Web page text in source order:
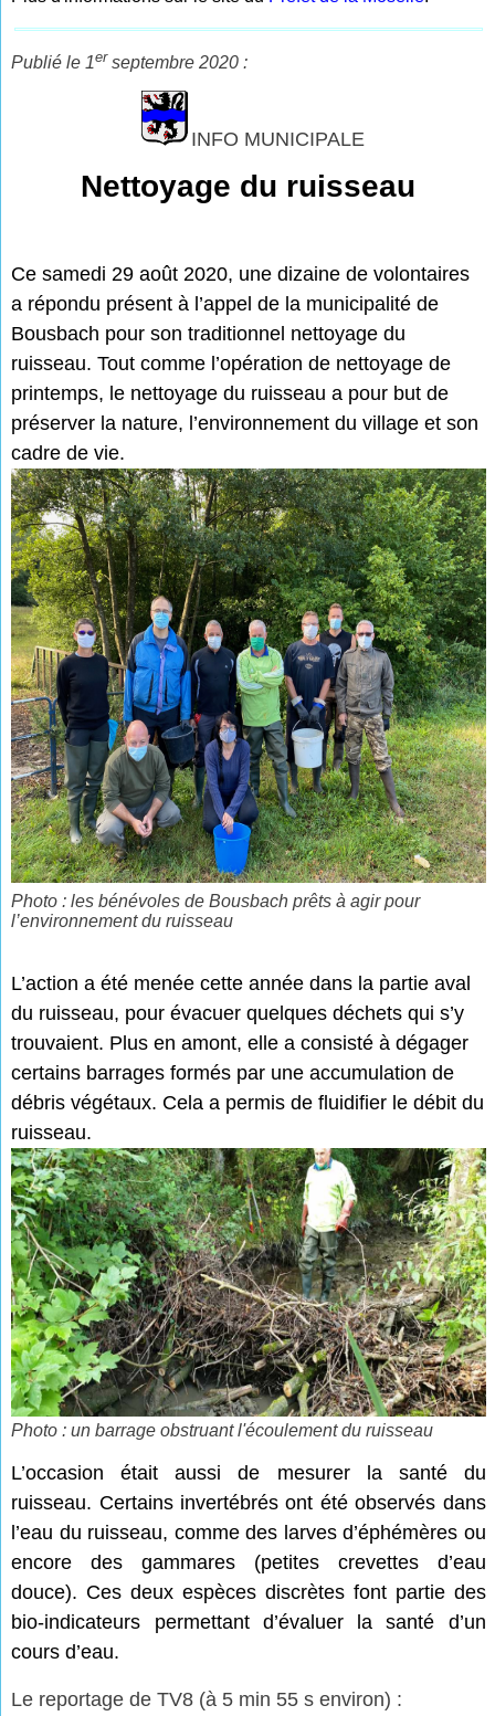
Publié le 1er septembre 2020 :
INFO MUNICIPALE
Nettoyage du ruisseau
Ce samedi 29 août 2020, une dizaine de volontaires
a répondu présent à l’appel de la municipalité de
Bousbach pour son traditionnel nettoyage du
ruisseau. Tout comme l’opération de nettoyage de
printemps, le nettoyage du ruisseau a pour but de
préserver la nature, l’environnement du village et son
cadre de vie.
Photo : les bénévoles de Bousbach prêts à agir pour
l’environnement du ruisseau
L’action a été menée cette année dans la partie aval
du ruisseau, pour évacuer quelques déchets qui s’y
trouvaient. Plus en amont, elle a consisté à dégager
certains barrages formés par une accumulation de
débris végétaux. Cela a permis de fluidifier le débit du
ruisseau.
Photo : un barrage obstruant l'écoulement du ruisseau
L’occasion était aussi de mesurer la santé du
ruisseau. Certains invertébrés ont été observés dans
l’eau du ruisseau, comme des larves d’éphémères ou
encore des gammares (petites crevettes d’eau
douce). Ces deux espèces discrètes font partie des
bio-indicateurs permettant d’évaluer la santé d’un
cours d’eau.
Le reportage de TV8 (à 5 min 55 s environ) :